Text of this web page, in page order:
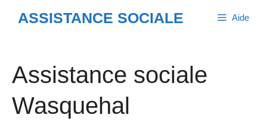
ASSISTANCE SOCIALE Aide
Assistance sociale
Wasquehal